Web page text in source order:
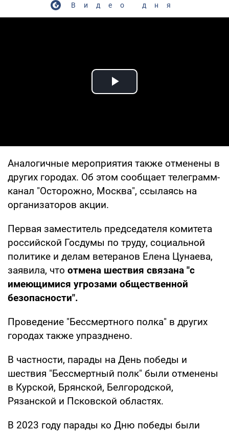
Видео дня
Play Video
Аналогичные мероприятия также отменены в
других городах. Об этом сообщает телеграмм-
канал "Осторожно, Москва", ссылаясь на
организаторов акции.
Первая заместитель председателя комитета
российской Госдумы по труду, социальной
политике и делам ветеранов Елена Цунаева,
заявила, что отмена шествия связана "с
имеющимися угрозами общественной
безопасности".
Проведение "Бессмертного полка" в других
городах также упразднено.
В частности, парады на День победы и
шествия "Бессмертный полк" были отменены
в Курской, Брянской, Белгородской,
Рязанской и Псковской областях.
В 2023 году парады ко Дню победы были